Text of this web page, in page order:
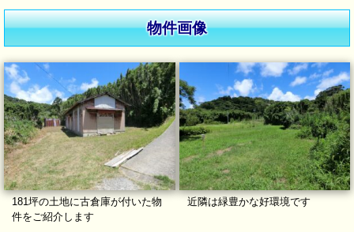
物件画像
181坪の土地に古倉庫が付いた物
件をご紹介します
近隣は緑豊かな好環境です